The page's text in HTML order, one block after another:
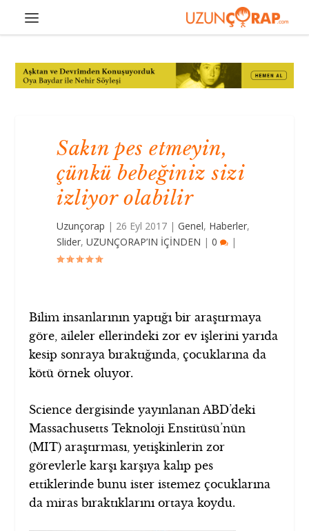
Sakın pes etmeyin,
çünkü bebeğiniz sizi
izliyor olabilir
Uzunçorap | 26 Eyl 2017 |Genel, Haberler,
Slider,UZUNÇORAP’IN İÇİNDEN |0 |
Bilim insanlarının yaptığı bir araştırmaya
göre, aileler ellerindeki zor ev işlerini yarıda
kesip sonraya bıraktığında, çocuklarına da
kötü örnek oluyor.
Science dergisinde yayınlanan ABD’deki
Massachusetts Teknoloji Enstitüsü’nün
(MIT) araştırması, yetişkinlerin zor
görevlerle karşı karşıya kalıp pes
ettiklerinde bunu ister istemez çocuklarına
da miras bıraktıklarını ortaya koydu.